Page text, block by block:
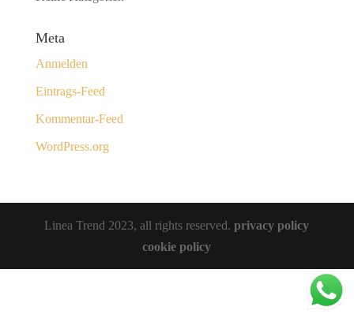
Meta
Anmelden
Eintrags-Feed
Kommentar-Feed
WordPress.org
Linea Trend 2023, all rights reserved.privacy policy
cookie policy